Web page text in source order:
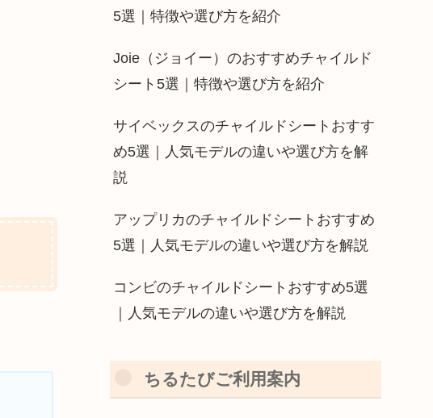
5選｜特徴や選び方を紹介
Joie（ジョイー）のおすすめチャイルド
シート5選｜特徴や選び方を紹介
サイベックスのチャイルドシートおすす
め5選｜人気モデルの違いや選び方を解
説
アップリカのチャイルドシートおすすめ
5選｜人気モデルの違いや選び方を解説
コンビのチャイルドシートおすすめ5選
｜人気モデルの違いや選び方を解説
ちるたびご利用案内